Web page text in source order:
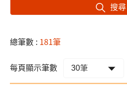
搜尋
總筆數 : 181筆
每頁顯示筆數